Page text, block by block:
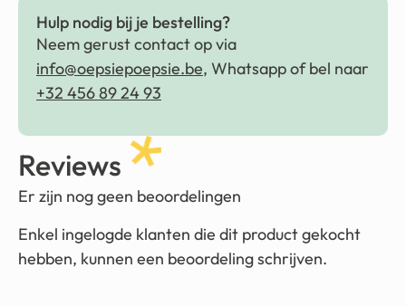
Hulp nodig bij je bestelling?
Neem gerust contact op via
info@oepsiepoepsie.be, Whatsapp of bel naar
+32 456 89 24 93
Reviews
Er zijn nog geen beoordelingen
Enkel ingelogde klanten die dit product gekocht
hebben, kunnen een beoordeling schrijven.